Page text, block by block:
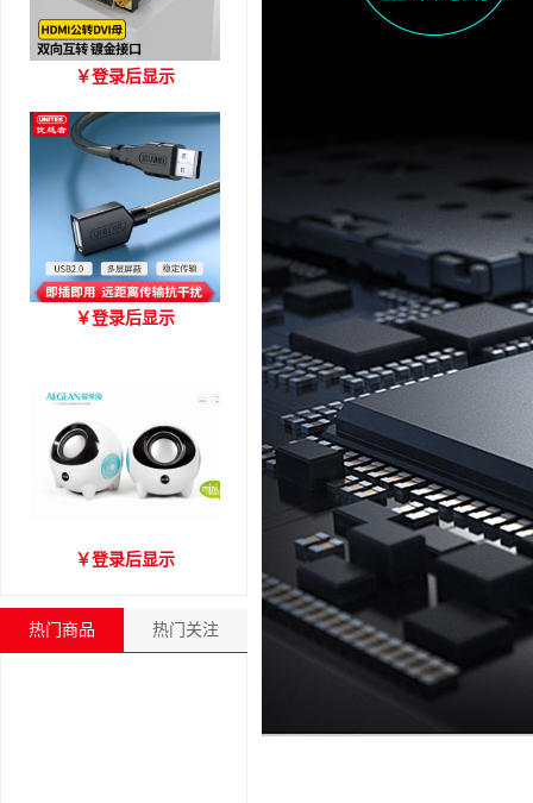
优越者HDMI转DVI双向互
￥登录后显示
优越者Y-C416A 国标
￥登录后显示
爱琴海A2000音箱
￥登录后显示
热门商品 热门关注